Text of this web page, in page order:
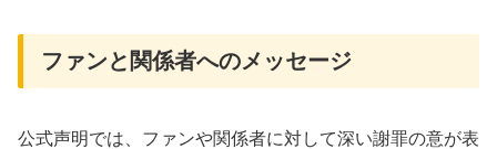
ファンと関係者へのメッセージ
公式声明では、ファンや関係者に対して深い謝罪の意が表